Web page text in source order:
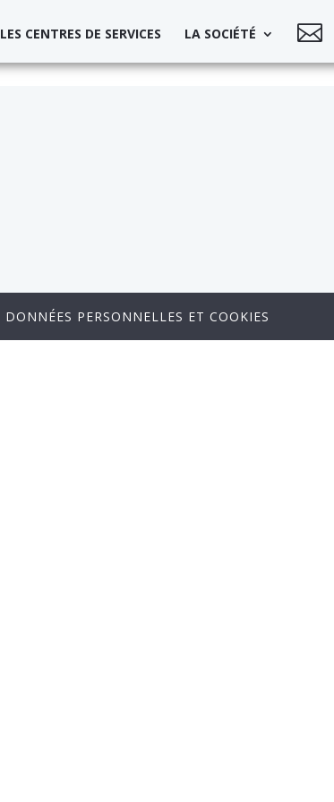
LES CENTRES DE SERVICES LA SOCIÉTÉ 
DONNÉES PERSONNELLES ET COOKIES